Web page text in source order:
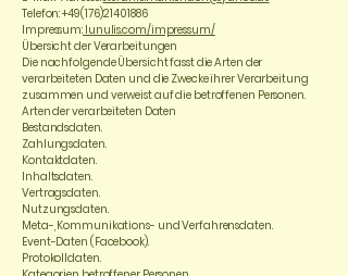
Telefon:+49(176)21401886
Impressum: lunulis.com/impressum/
Übersicht der Verarbeitungen
Die nachfolgende Übersicht fasst die Arten der
verarbeiteten Daten und die Zwecke ihrer Verarbeitung
zusammen und verweist auf die betroffenen Personen.
Arten der verarbeiteten Daten
Bestandsdaten.
Zahlungsdaten.
Kontaktdaten.
Inhaltsdaten.
Vertragsdaten.
Nutzungsdaten.
Meta-, Kommunikations- und Verfahrensdaten.
Event-Daten (Facebook).
Protokolldaten.